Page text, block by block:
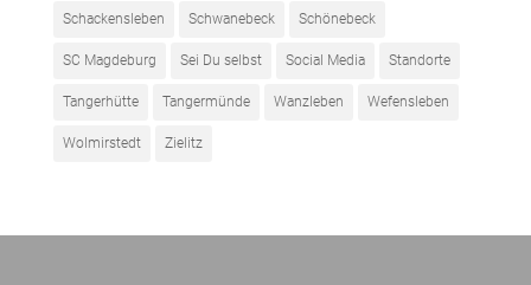
Schackensleben Schwanebeck Schönebeck
SC Magdeburg Sei Du selbst Social Media Standorte
Tangerhütte Tangermünde Wanzleben Wefensleben
Wolmirstedt Zielitz